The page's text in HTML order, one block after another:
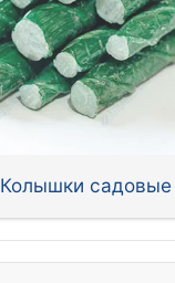
Колышки садовые